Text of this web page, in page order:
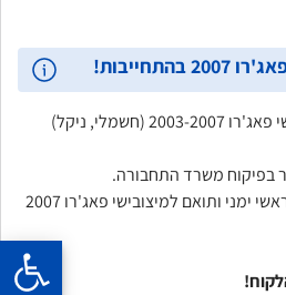
ניקל)
בפיקוח משרד התחבורה.
מיקום הפנס ברכב הינו קדמי ראשי ימני ותואם למיצובישי פאג'רו 2007